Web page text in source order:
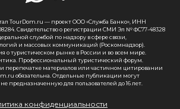
TourDom.ru — проект ООО «Служба Банко», ИНН
Свидетельство о регистрации СМИ Эл № ФС77-48328
службой по надзору в сфере связи,
и массовых коммуникаций (Роскомнадзор).
о туристическом рынке в России и во всем мире.
Профессиональный туристический форум.
перепечатке материалов или частичном цитировании
обязательна. Отдельные публикации могут
предназначенную для пользователей до 16 лет.
конфиденциальности